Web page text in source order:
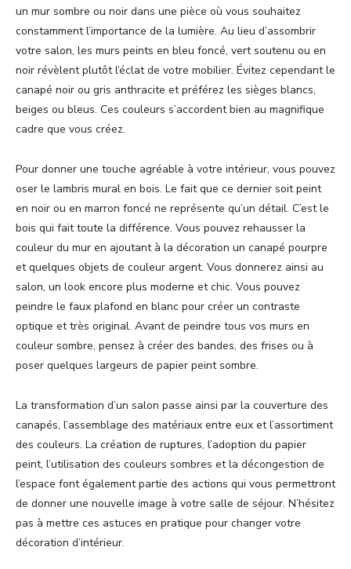
un mur sombre ou noir dans une pièce où vous souhaitez
constamment l’importance de la lumière. Au lieu d’assombrir
votre salon, les murs peints en bleu foncé, vert soutenu ou en
noir révèlent plutôt l’éclat de votre mobilier. Évitez cependant le
canapé noir ou gris anthracite et préférez les sièges blancs,
beiges ou bleus. Ces couleurs s’accordent bien au magnifique
cadre que vous créez.
Pour donner une touche agréable à votre intérieur, vous pouvez
oser le lambris mural en bois. Le fait que ce dernier soit peint
en noir ou en marron foncé ne représente qu’un détail. C’est le
bois qui fait toute la différence. Vous pouvez rehausser la
couleur du mur en ajoutant à la décoration un canapé pourpre
et quelques objets de couleur argent. Vous donnerez ainsi au
salon, un look encore plus moderne et chic. Vous pouvez
peindre le faux plafond en blanc pour créer un contraste
optique et très original. Avant de peindre tous vos murs en
couleur sombre, pensez à créer des bandes, des frises ou à
poser quelques largeurs de papier peint sombre.
La transformation d’un salon passe ainsi par la couverture des
canapés, l’assemblage des matériaux entre eux et l’assortiment
des couleurs. La création de ruptures, l’adoption du papier
peint, l’utilisation des couleurs sombres et la décongestion de
l’espace font également partie des actions qui vous permettront
de donner une nouvelle image à votre salle de séjour. N’hésitez
pas à mettre ces astuces en pratique pour changer votre
décoration d’intérieur.